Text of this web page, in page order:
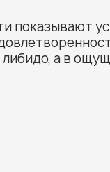
показывают
а в